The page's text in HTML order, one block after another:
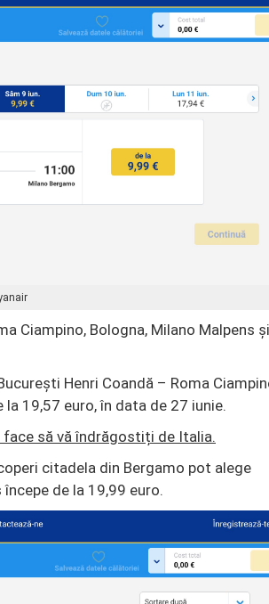
Ciampino, Bologna, Milano Malpens și
Henri Coandă – Roma
19,57 euro, în data de 27 iunie.
să vă îndrăgostiți de Italia.
citadela din Bergamo pot alege
de la 19,99 euro.